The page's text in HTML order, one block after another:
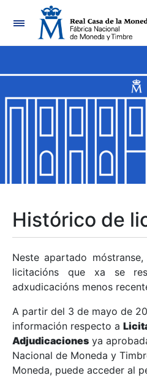
Navegación
Mostrar/Ocultar
Mostrar/Ocultar
Mostrar/Ocultar
Mostrar/Ocultar
Mostrar/Ocultar
Mostrar/Ocultar
Histórico de
Neste apartado
licitacións que xa se
adxudicacións menos
A partir del 3 de mayo de
información respecto a
Adjudicaciones ya
Nacional de Moneda y
Moneda, puede acceder al